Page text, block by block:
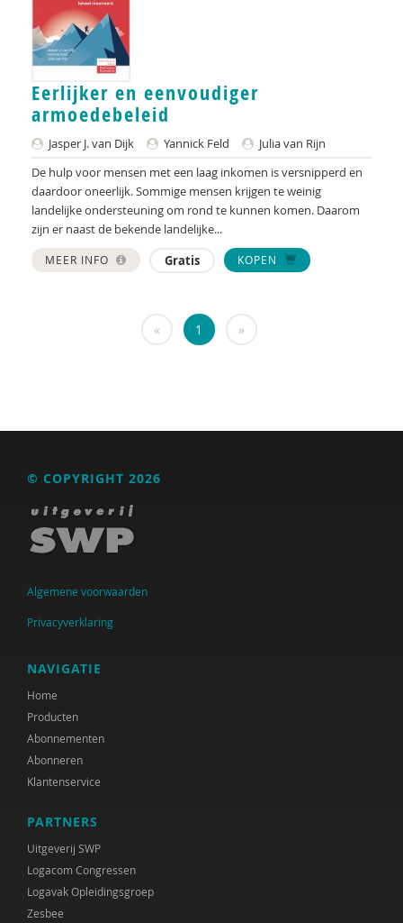
het Regeringscommissariaat seksueel
grensoverschrijdend gedrag en seksueel geweld
huisarts
KNMG
Landelijk Kenniscentrum LVB
LIDIE
Maatschappelijk Impact Team
Mariëlle Bruning
NIDI
Raad voor Volksgezondheid & Samenleving
United Nations Office for Disaster Risk Reduction
VGN
WRR
René .C. Hoksbergen
Tim 'S Jongers
Jeugdautoriteit (JA)
Eerlijker en eenvoudiger
armoedebeleid
Jasper J. van Dijk Yannick Feld
Julia van Rijn
De hulp voor mensen met een laag inkomen is versnipperd en
daardoor oneerlijk. Sommige mensen krijgen te weinig
landelijke ondersteuning om rond te kunnen komen. Daarom
zijn er naast de bekende landelijke...
MEER INFO Gratis KOPEN
« 1 »
© COPYRIGHT 2026
Algemene voorwaarden
Privacyverklaring
NAVIGATIE
Home
Producten
Abonnementen
Abonneren
Klantenservice
PARTNERS
Uitgeverij SWP
Logacom Congressen
Logavak Opleidingsgroep
Zesbee